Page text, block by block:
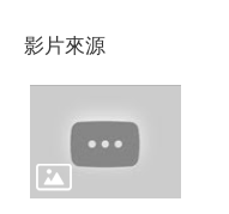
影片來源